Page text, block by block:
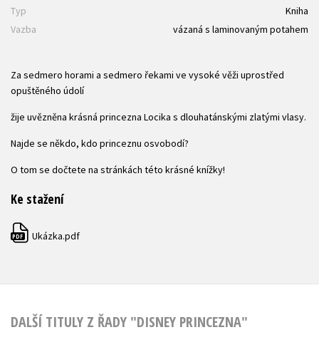
Typ
Kniha
Vazba
vázaná s laminovaným potahem
Za sedmero horami a sedmero řekami ve vysoké věži uprostřed
opuštěného údolí
žije uvězněna krásná princezna Locika s dlouhatánskými zlatými vlasy.
Najde se někdo, kdo princeznu osvobodí?
O tom se dočtete na stránkách této krásné knížky!
Ke stažení
PDF Ukázka.pdf
DALŠÍ TITULY Z ŘADY "DISNEY PRINCEZNA"